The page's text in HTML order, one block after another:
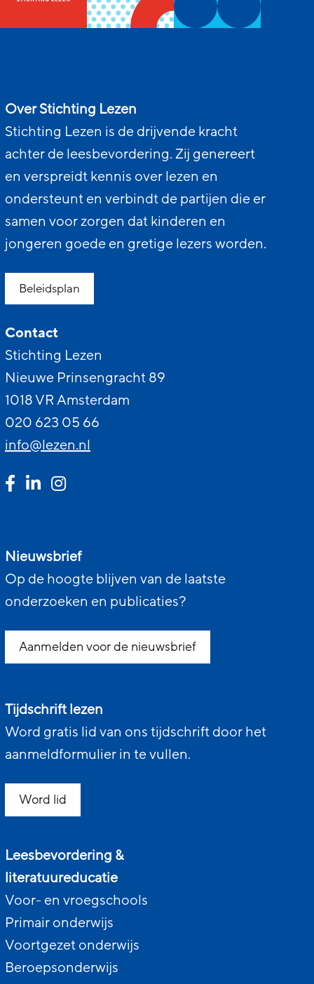
Over Stichting Lezen
Stichting Lezen is de drijvende kracht
achter de leesbevordering. Zij genereert
en verspreidt kennis over lezen en
ondersteunt en verbindt de partijen die er
samen voor zorgen dat kinderen en
jongeren goede en gretige lezers worden.
Beleidsplan
Contact
Stichting Lezen
Nieuwe Prinsengracht 89
1018 VR Amsterdam
020 623 05 66
info@lezen.nl
Nieuwsbrief
Op de hoogte blijven van de laatste
onderzoeken en publicaties?
Aanmelden voor de nieuwsbrief
Tijdschrift lezen
Word gratis lid van ons tijdschrift door het
aanmeldformulier in te vullen.
Word lid
Leesbevordering &
literatuureducatie
Voor- en vroegschools
Primair onderwijs
Voortgezet onderwijs
Beroepsonderwijs